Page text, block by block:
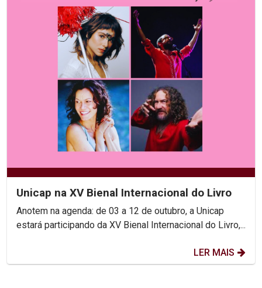
Unicap na XV Bienal Internacional do Livro
Anotem na agenda: de 03 a 12 de outubro, a Unicap
estará participando da XV Bienal Internacional do Livro,...
LER MAIS